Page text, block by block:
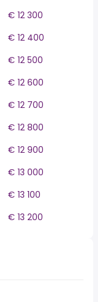
€ 12 300
€ 12 400
€ 12 500
€ 12 600
€ 12 700
€ 12 800
€ 12 900
€ 13 000
€ 13 100
€ 13 200